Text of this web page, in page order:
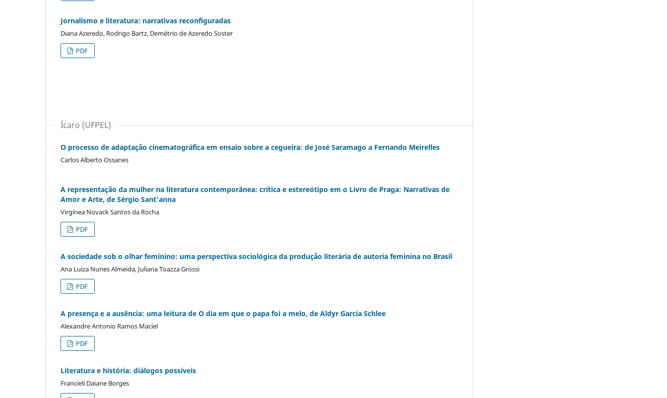
Jornalismo e literatura: narrativas reconfiguradas
Diana Azeredo, Rodrigo Bartz, Demétrio de Azeredo Soster
PDF
Ícaro (UFPEL)
O processo de adaptação cinematográfica em ensaio sobre a cegueira: de José Saramago a Fernando Meirelles
Carlos Alberto Ossanes
A representação da mulher na literatura contemporânea: crítica e estereótipo em o Livro de Praga: Narrativas de
Amor e Arte, de Sérgio Sant'anna
Virgínea Novack Santos da Rocha
PDF
A sociedade sob o olhar feminino: uma perspectiva sociológica da produção literária de autoria feminina no Brasil
Ana Luiza Nunes Almeida, Juliana Toazza Grossi
PDF
A presença e a ausência: uma leitura de O dia em que o papa foi a melo, de Aldyr Garcia Schlee
Alexandre Antonio Ramos Maciel
PDF
Literatura e história: diálogos possíveis
Francieli Daiane Borges